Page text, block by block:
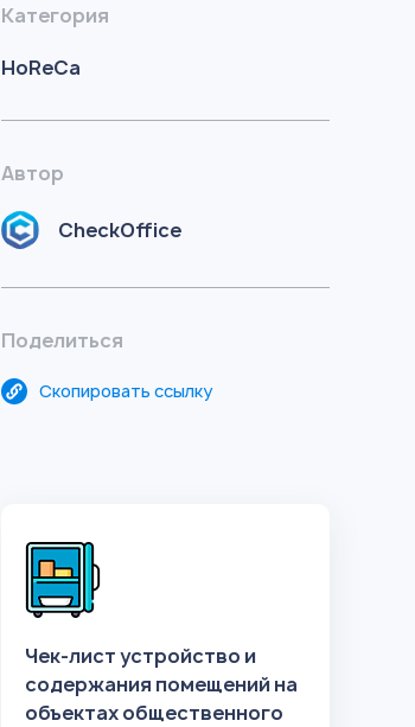
Категория
HoReCa
Автор
CheckOffice
Поделиться
Скопировать ссылку
Чек-лист устройство и
содержания помещений на
объектах общественного